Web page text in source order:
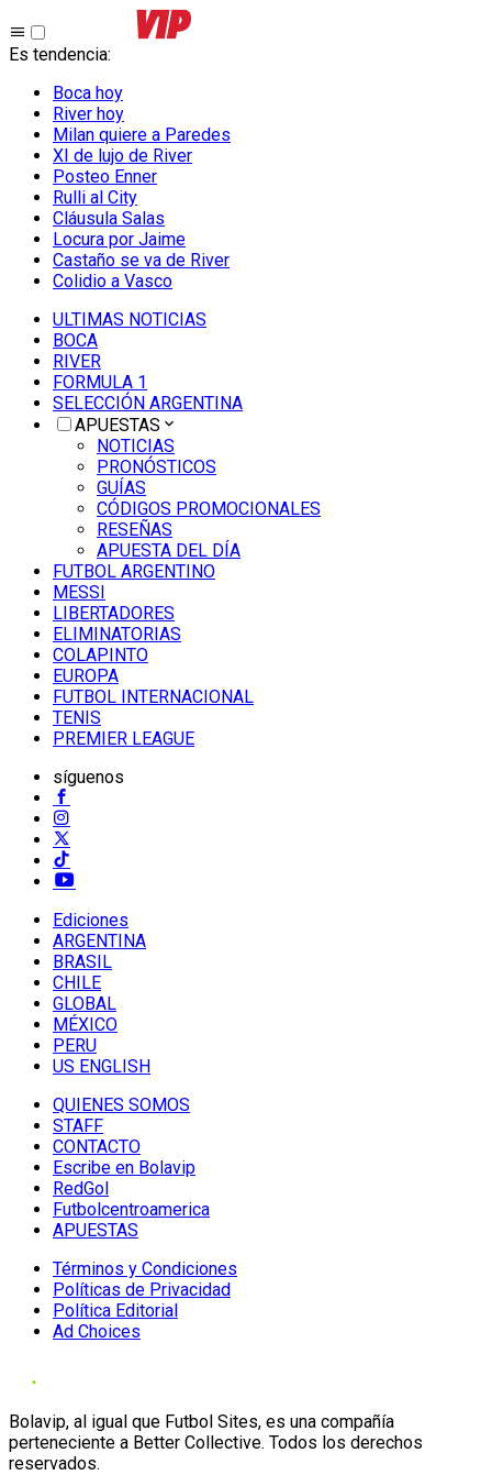
Es tendencia:
Boca hoy
River hoy
Milan quiere a Paredes
XI de lujo de River
Posteo Enner
Rulli al City
Cláusula Salas
Locura por Jaime
Castaño se va de River
Colidio a Vasco
ULTIMAS NOTICIAS
BOCA
RIVER
FORMULA 1
SELECCIÓN ARGENTINA
APUESTAS
NOTICIAS
PRONÓSTICOS
GUÍAS
CÓDIGOS PROMOCIONALES
RESEÑAS
APUESTA DEL DÍA
FUTBOL ARGENTINO
MESSI
LIBERTADORES
ELIMINATORIAS
COLAPINTO
EUROPA
FUTBOL INTERNACIONAL
TENIS
PREMIER LEAGUE
síguenos
Ediciones
ARGENTINA
BRASIL
CHILE
GLOBAL
MÉXICO
PERU
US ENGLISH
QUIENES SOMOS
STAFF
CONTACTO
Escribe en Bolavip
RedGol
Futbolcentroamerica
APUESTAS
Términos y Condiciones
Políticas de Privacidad
Política Editorial
Ad Choices
Bolavip, al igual que Futbol Sites, es una compañía
perteneciente a Better Collective. Todos los derechos
reservados.